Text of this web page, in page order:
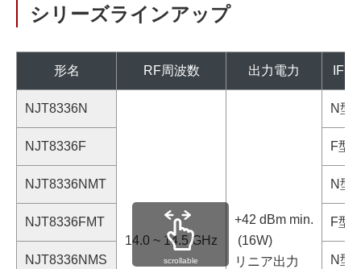
シリーズラインアップ
形名 RF周波数 出力電力 IF
NJT8336N
14.0 ~ 14.5 GHz
+42 dBm min.
(16W)
リニア出力
N型
NJT8336F F型
NJT8336NMT N型
NJT8336FMT F型
NJT8336NMS N型
scrollable